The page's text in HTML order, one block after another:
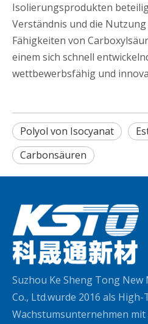
Isolierungsprodukten
Verständnis und die
Fähigkeiten von
einem sich schnell
wettbewerbsfähig und
Polyol von Isocyanat
Carbonsäuren
Suzhou Ke Sheng Tong
Co., Ltd.wurde 2016 als High-
Wachstumsunternehmen